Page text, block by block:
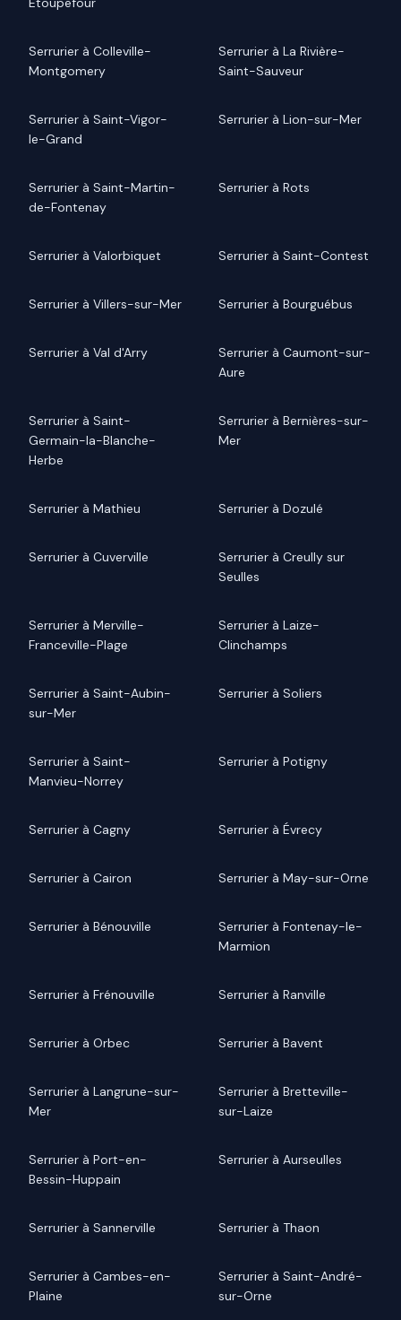
Serrurier à Colleville-
Montgomery
Serrurier à La Rivière-
Saint-Sauveur
Serrurier à Saint-Vigor-
le-Grand
Serrurier à Lion-sur-Mer
Serrurier à Saint-Martin-
de-Fontenay
Serrurier à Rots
Serrurier à Valorbiquet Serrurier à Saint-Contest
Serrurier à Villers-sur-Mer Serrurier à Bourguébus
Serrurier à Val d'Arry
Serrurier à Caumont-sur-
Aure
Serrurier à Saint-
Germain-la-Blanche-
Herbe
Serrurier à Bernières-sur-
Mer
Serrurier à Mathieu Serrurier à Dozulé
Serrurier à Cuverville
Serrurier à Creully sur
Seulles
Serrurier à Merville-
Franceville-Plage
Serrurier à Laize-
Clinchamps
Serrurier à Saint-Aubin-
sur-Mer
Serrurier à Soliers
Serrurier à Saint-
Manvieu-Norrey
Serrurier à Potigny
Serrurier à Cagny Serrurier à Évrecy
Serrurier à Cairon Serrurier à May-sur-Orne
Serrurier à Bénouville
Serrurier à Fontenay-le-
Marmion
Serrurier à Frénouville Serrurier à Ranville
Serrurier à Orbec Serrurier à Bavent
Serrurier à Langrune-sur-
Mer
Serrurier à Bretteville-
sur-Laize
Serrurier à Port-en-
Bessin-Huppain
Serrurier à Aurseulles
Serrurier à Sannerville Serrurier à Thaon
Serrurier à Cambes-en-
Plaine
Serrurier à Saint-André-
sur-Orne